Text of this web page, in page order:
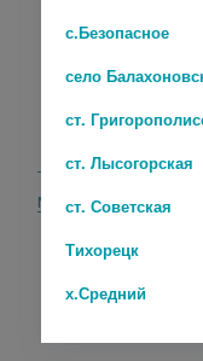
154 руб.
с.Безопасное
село
ст.
ст. Лысогорская
ст. Советская
Тихорецк
х.Средний